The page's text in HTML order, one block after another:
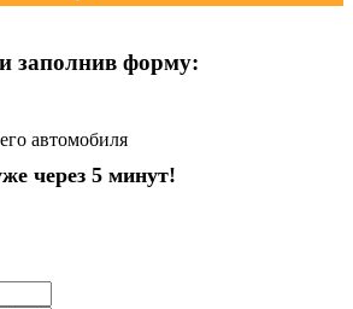
заполнив форму:
автомобиля
через 5 минут!